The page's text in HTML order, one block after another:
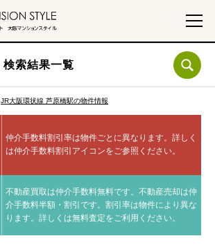
検索結果一覧
JR大阪環状線 芦原橋駅の物件情報
仲介手数料割引率は物件ごとに異なります。 詳しく
は仲介手数料割引アイコンをご参照ください。
不動産買取は仲介手数料無料です。 不動産売却は仲
介手数料半額・割引です。 割引率は物件により異な
ります。 詳しくは無料査定をご利用ください。